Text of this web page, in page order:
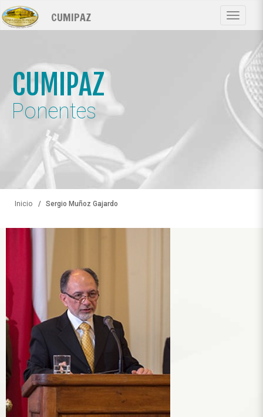
Pasar
al
contenido
Toggle
CUMIPAZ
CUMIPAZ
Ponentes
Inicio Sergio Muñoz Gajardo